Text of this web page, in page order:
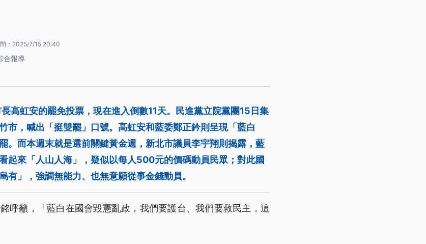
： 2025/7/15 20:40
合報導
高虹安的罷免投票，現在進入倒數11天。民進黨立院黨團15日集
市，喊出「挺雙罷」口號。高虹安和藍委鄭正鈐則呈現「藍白
。而本週末就是選前關鍵黃金週，新北市議員李宇翔則揭露，藍
起來「人山人海」，疑似以每人500元的價碼動員民眾；對此國
有」，強調無能力、也無意願從事金錢動員。
呼籲，「藍白在國會毀憲亂政，我們要護台、我們要救民主，這